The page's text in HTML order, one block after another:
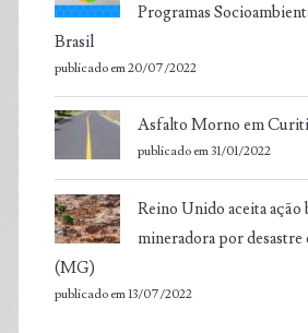
Programas
Brasil
publicado em 20/07/2022
Asfalto Morno em
publicado em 31/01/2022
Reino Unido aceita
mineradora por desastre
(MG)
publicado em 13/07/2022